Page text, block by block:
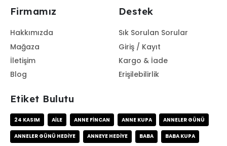
Firmamız
Hakkımızda
Mağaza
İletişim
Blog
Destek
Sık Sorulan Sorular
Giriş / Kayıt
Kargo & İade
Erişilebilirlik
Etiket Bulutu
24 KASIM AILE ANNE FINCAN ANNE KUPA ANNELER GÜNÜ
ANNELER GÜNÜ HEDIYE ANNEYE HEDIYE BABA BABA KUPA